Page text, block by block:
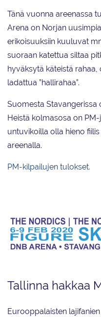
Tänä vuonna areenassa
Arena on Norjan
erikoisuuksiin kuuluvat
suoraan katettua siltaa
hyväksytä käteistä
ladattua ”hallirahaa”.
Suomesta Stavangerissa
Heistä kolmasosa on
untuvikoilla olla hieno
areenalla.
PM-kilpailujen tulokset.
Tallinna hakkaa
Eurooppalaisten